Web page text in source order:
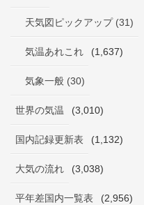
天気図ピックアップ (31)
気温あれこれ (1,637)
気象一般 (30)
世界の気温 (3,010)
国内記録更新表 (1,132)
大気の流れ (3,038)
平年差国内一覧表 (2,956)